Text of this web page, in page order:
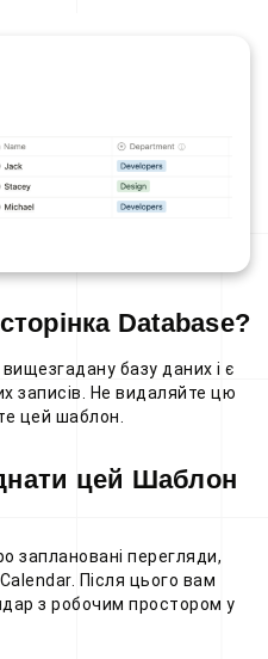
Database?
базу даних і є
записів. Не видаляйте цю
цей шаблон.
цей Шаблон
заплановані перегляди,
Після цього вам
з робочим простором у